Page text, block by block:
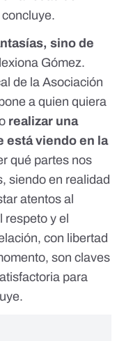
sino de
Gómez.
de la Asociación
a quien quiera
realizar una
está viendo en la
qué partes nos
siendo en realidad
atentos al
y el
con libertad
son claves
para